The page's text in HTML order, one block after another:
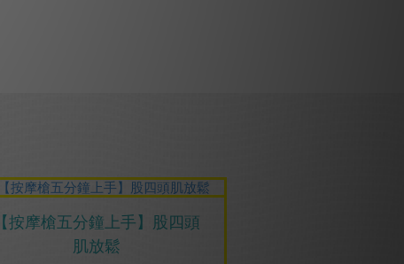
【按摩槍五分鐘上手】股四頭
肌放鬆